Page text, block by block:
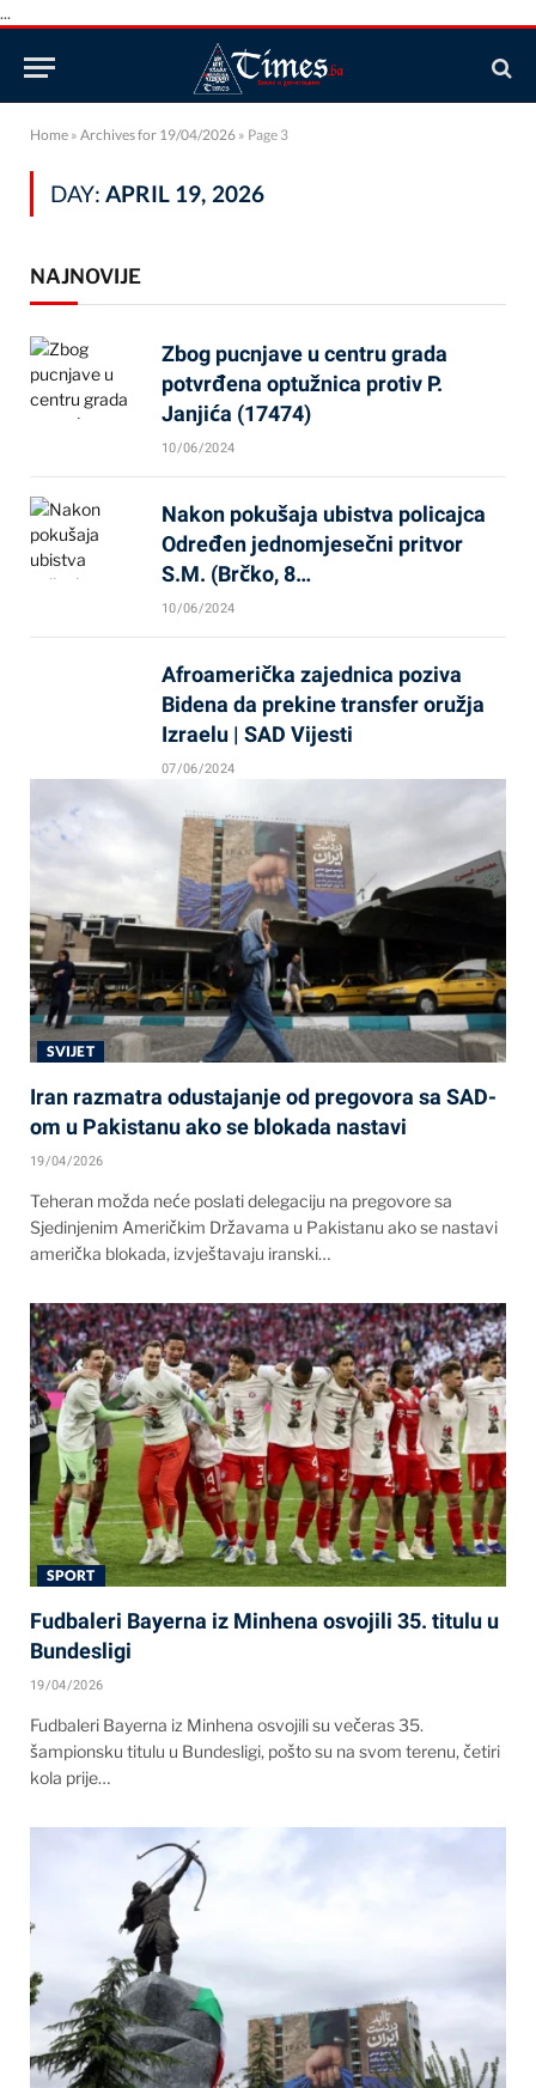
...
Home » Archives for 19/04/2026 » Page 3
DAY: APRIL 19, 2026
NAJNOVIJE
Zbog pucnjave u centru grada
potvrđena optužnica protiv P.
Janjića (17474)
10/06/2024
Nakon pokušaja ubistva policajca
Određen jednomjesečni pritvor
S.M. (Brčko, 8…
10/06/2024
Afroamerička zajednica poziva
Bidena da prekine transfer oružja
Izraelu | SAD Vijesti
07/06/2024
SVIJET
Iran razmatra odustajanje od pregovora sa SAD-
om u Pakistanu ako se blokada nastavi
19/04/2026
Teheran možda neće poslati delegaciju na pregovore sa
Sjedinjenim Američkim Državama u Pakistanu ako se nastavi
američka blokada, izvještavaju iranski…
SPORT
Fudbaleri Bayerna iz Minhena osvojili 35. titulu u
Bundesligi
19/04/2026
Fudbaleri Bayerna iz Minhena osvojili su večeras 35.
šampionsku titulu u Bundesligi, pošto su na svom terenu, četiri
kola prije…